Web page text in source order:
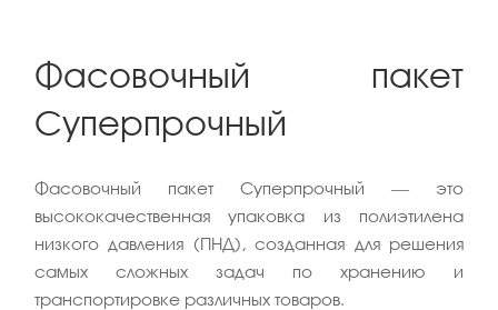
Фасовочный пакет
Суперпрочный
Фасовочный пакет Суперпрочный — это
высококачественная упаковка из полиэтилена
низкого давления (ПНД), созданная для решения
самых сложных задач по хранению и
транспортировке различных товаров.